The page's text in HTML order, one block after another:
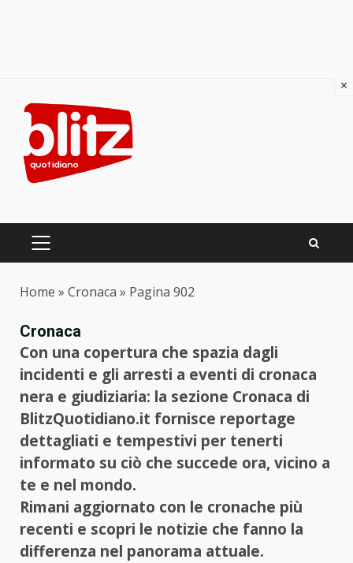
content
PRIMARY
Home » Cronaca » Pagina 902
Cronaca
Con una copertura che spazia dagli
incidenti e gli arresti a eventi di cronaca
nera e giudiziaria: la sezione Cronaca di
BlitzQuotidiano.it fornisce reportage
dettagliati e tempestivi per tenerti
informato su ciò che succede ora, vicino a
te e nel mondo.
Rimani aggiornato con le cronache più
recenti e scopri le notizie che fanno la
differenza nel panorama attuale.
×